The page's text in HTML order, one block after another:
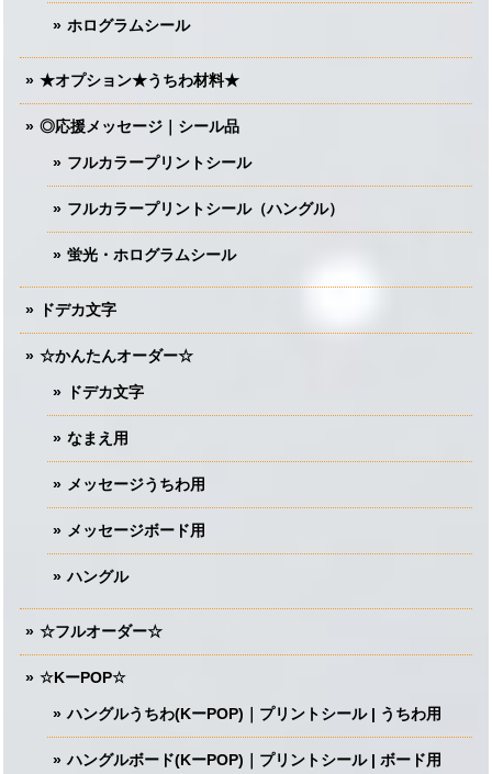
ホログラムシール
★オプション★うちわ材料★
◎応援メッセージ｜シール品
フルカラープリントシール
フルカラープリントシール（ハングル）
蛍光・ホログラムシール
ドデカ文字
☆かんたんオーダー☆
ドデカ文字
なまえ用
メッセージうちわ用
メッセージボード用
ハングル
☆フルオーダー☆
☆KーPOP☆
ハングルうちわ(KーPOP)｜プリントシール | うちわ用
ハングルボード(KーPOP)｜プリントシール | ボード用